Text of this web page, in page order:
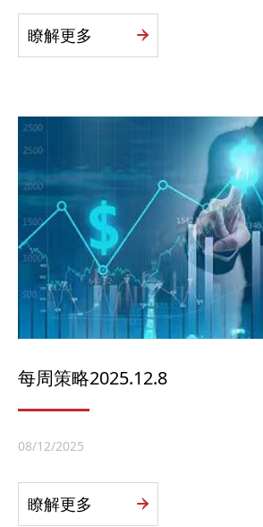
瞭解更多
每周策略2025.12.8
08/12/2025
瞭解更多